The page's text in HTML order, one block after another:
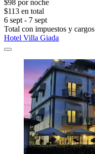
$98 por noche
$113 en total
6 sept - 7 sept
Total con impuestos y cargos
Hotel Villa Giada